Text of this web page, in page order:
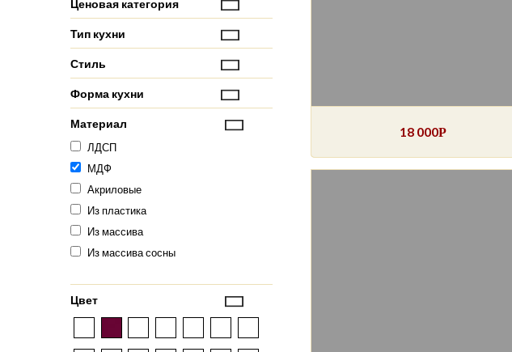
18 000Р
Ценовая категория
Тип кухни
Стиль
Форма кухни
Материал
ЛДСП
МДФ
Акриловые
Из пластика
Из массива
Из массива сосны
Цвет